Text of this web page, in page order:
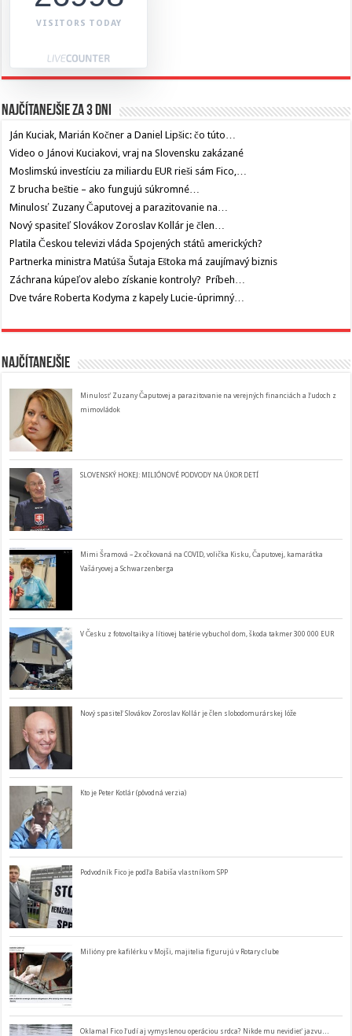
VISITORS TODAY
Najčítanejšie za 3 dni
Ján Kuciak, Marián Kočner a Daniel Lipšic: čo túto…
Video o Jánovi Kuciakovi, vraj na Slovensku zakázané
Moslimskú investíciu za miliardu EUR rieši sám Fico,…
Z brucha beštie – ako fungujú súkromné…
Minulosť Zuzany Čaputovej a parazitovanie na…
Nový spasiteľ Slovákov Zoroslav Kollár je člen…
Platila Českou televizi vláda Spojených států amerických?
Partnerka ministra Matúša Šutaja Eštoka má zaujímavý biznis
Záchrana kúpeľov alebo získanie kontroly? Príbeh…
Dve tváre Roberta Kodyma z kapely Lucie-úprimný…
Najčítanejšie
Minulosť Zuzany Čaputovej a parazitovanie na verejných financiách a ľudoch z
mimovládok
SLOVENSKÝ HOKEJ: MILIÓNOVÉ PODVODY NA ÚKOR DETÍ
Mimi Šramová – 2x očkovaná na COVID, volička Kisku, Čaputovej, kamarátka
Vašáryovej a Schwarzenberga
V Česku z fotovoltaiky a lítiovej batérie vybuchol dom, škoda takmer 300 000 EUR
Nový spasiteľ Slovákov Zoroslav Kollár je člen slobodomurárskej lóže
Kto je Peter Kotlár (pôvodná verzia)
Podvodník Fico je podľa Babiša vlastníkom SPP
Milióny pre kafilérku v Mojši, majitelia figurujú v Rotary clube
Oklamal Fico ľudí aj vymyslenou operáciou srdca? Nikde mu nevidieť jazvu…